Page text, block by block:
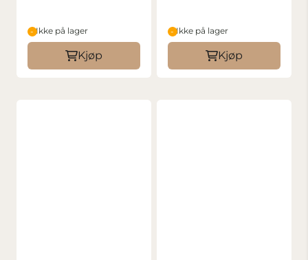
Ikke på lager
Kjøp
Ikke på lager
Kjøp